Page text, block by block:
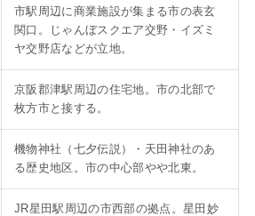
市駅周辺に商業施設が集まる市の表玄
関口。じゃんぼスクエア交野・イズミ
ヤ交野店などが立地。
京阪郡津駅周辺の住宅地。市の北部で
枚方市と接する。
機物神社（七夕伝説）・天田神社のあ
る歴史地区。市の中心部やや北東。
JR星田駅周辺の市西部の拠点。星田妙